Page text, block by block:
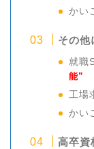
かい
その他
就
能”
工場
かい
高卒資